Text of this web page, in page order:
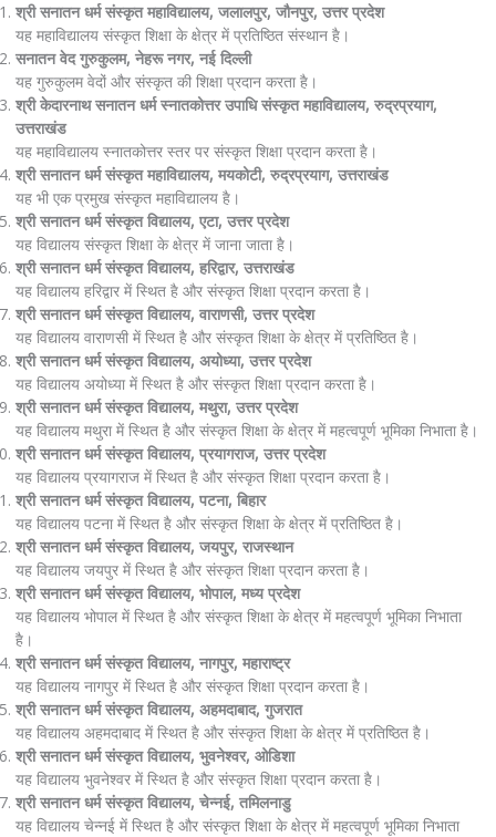
श्री सनातन धर्म संस्कृत महाविद्यालय, जलालपुर, जौनपुर, उत्तर प्रदेश
यह महाविद्यालय संस्कृत शिक्षा के क्षेत्र में प्रतिष्ठित संस्थान है।
सनातन वेद गुरुकुलम, नेहरू नगर, नई दिल्ली
यह गुरुकुलम वेदों और संस्कृत की शिक्षा प्रदान करता है।
श्री केदारनाथ सनातन धर्म स्नातकोत्तर उपाधि संस्कृत महाविद्यालय, रुद्रप्रयाग,
उत्तराखंड
यह महाविद्यालय स्नातकोत्तर स्तर पर संस्कृत शिक्षा प्रदान करता है।
श्री सनातन धर्म संस्कृत महाविद्यालय, मयकोटी, रुद्रप्रयाग, उत्तराखंड
यह भी एक प्रमुख संस्कृत महाविद्यालय है।
श्री सनातन धर्म संस्कृत विद्यालय, एटा, उत्तर प्रदेश
यह विद्यालय संस्कृत शिक्षा के क्षेत्र में जाना जाता है।
श्री सनातन धर्म संस्कृत विद्यालय, हरिद्वार, उत्तराखंड
यह विद्यालय हरिद्वार में स्थित है और संस्कृत शिक्षा प्रदान करता है।
श्री सनातन धर्म संस्कृत विद्यालय, वाराणसी, उत्तर प्रदेश
यह विद्यालय वाराणसी में स्थित है और संस्कृत शिक्षा के क्षेत्र में प्रतिष्ठित है।
श्री सनातन धर्म संस्कृत विद्यालय, अयोध्या, उत्तर प्रदेश
यह विद्यालय अयोध्या में स्थित है और संस्कृत शिक्षा प्रदान करता है।
श्री सनातन धर्म संस्कृत विद्यालय, मथुरा, उत्तर प्रदेश
यह विद्यालय मथुरा में स्थित है और संस्कृत शिक्षा के क्षेत्र में महत्वपूर्ण भूमिका निभाता है।
श्री सनातन धर्म संस्कृत विद्यालय, प्रयागराज, उत्तर प्रदेश
यह विद्यालय प्रयागराज में स्थित है और संस्कृत शिक्षा प्रदान करता है।
श्री सनातन धर्म संस्कृत विद्यालय, पटना, बिहार
यह विद्यालय पटना में स्थित है और संस्कृत शिक्षा के क्षेत्र में प्रतिष्ठित है।
श्री सनातन धर्म संस्कृत विद्यालय, जयपुर, राजस्थान
यह विद्यालय जयपुर में स्थित है और संस्कृत शिक्षा प्रदान करता है।
श्री सनातन धर्म संस्कृत विद्यालय, भोपाल, मध्य प्रदेश
यह विद्यालय भोपाल में स्थित है और संस्कृत शिक्षा के क्षेत्र में महत्वपूर्ण भूमिका निभाता
है।
श्री सनातन धर्म संस्कृत विद्यालय, नागपुर, महाराष्ट्र
यह विद्यालय नागपुर में स्थित है और संस्कृत शिक्षा प्रदान करता है।
श्री सनातन धर्म संस्कृत विद्यालय, अहमदाबाद, गुजरात
यह विद्यालय अहमदाबाद में स्थित है और संस्कृत शिक्षा के क्षेत्र में प्रतिष्ठित है।
श्री सनातन धर्म संस्कृत विद्यालय, भुवनेश्वर, ओडिशा
यह विद्यालय भुवनेश्वर में स्थित है और संस्कृत शिक्षा प्रदान करता है।
श्री सनातन धर्म संस्कृत विद्यालय, चेन्नई, तमिलनाडु
यह विद्यालय चेन्नई में स्थित है और संस्कृत शिक्षा के क्षेत्र में महत्वपूर्ण भूमिका निभाता